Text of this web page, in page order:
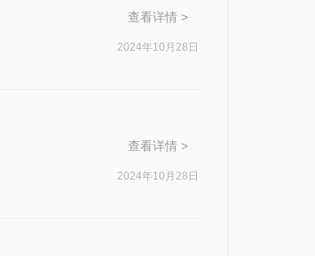
查看详情 >
2024年10月28日
查看详情 >
2024年10月28日